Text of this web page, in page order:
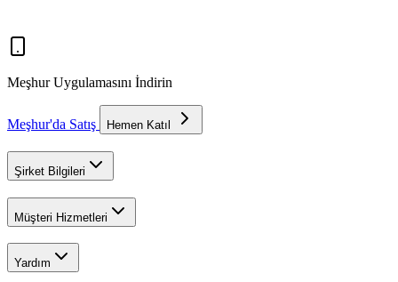
Meşhur Uygulamasını İndirin
Meşhur'da Satış Hemen Katıl
Şirket Bilgileri
Müşteri Hizmetleri
Yardım